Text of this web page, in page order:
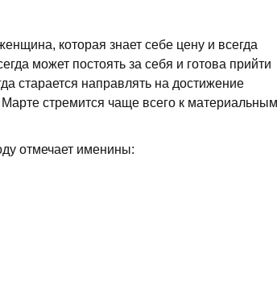
которая знает себе цену и всегда
может постоять за себя и готова прийти
старается направлять на достижение
стремится чаще всего к материальным
отмечает именины: